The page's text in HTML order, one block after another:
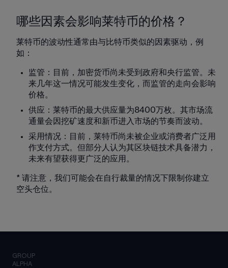
哪些因素会影响莱特币的价格？
莱特币的波动性通常由与比特币类似的因素驱动，例
如：
监管：目前，加密货币尚未受到政府和央行监管。未
来几年这一情况可能发生变化，而监管的走向会影响
价格。
供应：莱特币的最大供应量为8400万枚。其市场流
通量会因挖矿速度和新币进入市场的节奏而波动。
采用情况：目前，莱特币尚未被企业或消费者广泛用
作支付方式。但部分人认为其区块链技术具备潜力，
未来有望获得更广泛的应用。
* 请注意，我们可能会在自行裁量的情况下限制你建立
空头仓位。
GROUP
ALPHA